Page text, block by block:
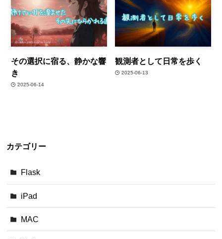
その選択に宿る、静かな響
き
2025-06-14
観測者として日常を歩く
2025-06-13
カテゴリー
Flask
iPad
MAC